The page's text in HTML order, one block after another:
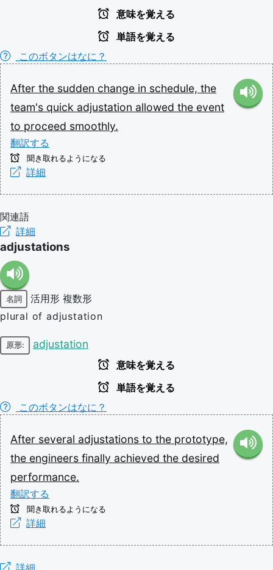
意味を覚える
単語を覚える
このボタンはなに？
After the sudden change in schedule, the
team's quick adjustation allowed the event
to proceed smoothly.
翻訳する
聞き取れるようになる
詳細
関連語
詳細
adjustations
名詞 活用形 複数形
plural of adjustation
原形: adjustation
意味を覚える
単語を覚える
このボタンはなに？
After several adjustations to the prototype,
the engineers finally achieved the desired
performance.
翻訳する
聞き取れるようになる
詳細
詳細